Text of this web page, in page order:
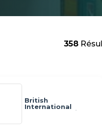
358
British
International
School of Tunis